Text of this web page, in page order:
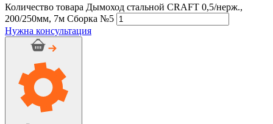
Количество товара Дымоход стальной CRAFT 0,5/нерж.,
200/250мм, 7м Сборка №5
Нужна консультация